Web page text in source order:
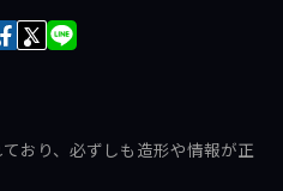
X
ス
LINE
る
おり、必ずしも造形や情報が正